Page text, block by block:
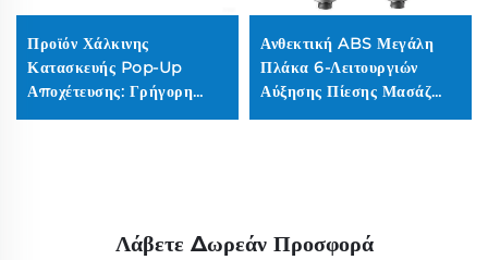
Προϊόν Χάλκινης
Κατασκευής Pop-Up
Αποχέτευσης: Γρήγορη
Αποστράγγιση για Άμεση
Ανθεκτική ABS Μεγάλη
Πλάκα 6-Λειτουργιών
Αύξησης Πίεσης Μασάζ
Πλάτης Με Πλήκτρο
Λάβετε Δωρεάν Προσφορά